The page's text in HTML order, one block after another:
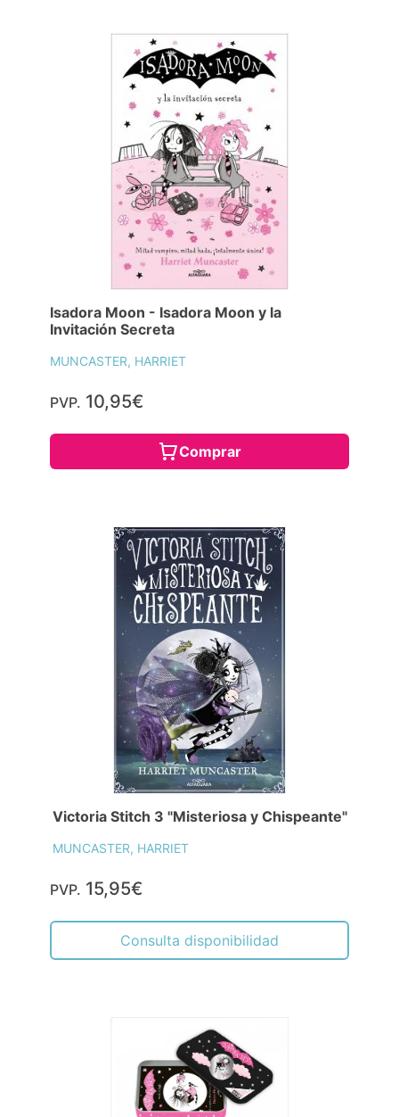
Isadora Moon - Isadora Moon y la
Invitación Secreta
MUNCASTER, HARRIET
PVP. 10,95€
Comprar
Victoria Stitch 3 "Misteriosa y Chispeante"
MUNCASTER, HARRIET
PVP. 15,95€
Consulta disponibilidad